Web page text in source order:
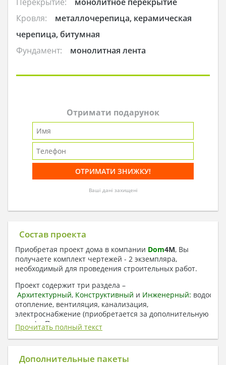
Кровля:
металлочерепица, керамическая
черепица, битумная
Фундамент:
монолитная лента
Отримати подарунок
Ваші дані захищені
Состав проекта
Приобретая проект дома в компании Dom4M, Вы
получаете комплект чертежей - 2 экземпляра,
необходимый для проведения строительных работ.
Проект содержит три раздела –
Архитектурный, Конструктивный и Инженерный:
отопление, вентиляция, канализация,
электроснабжение (приобретается за дополнительную
плату) + Пояснительная записка.
1. Архитектурный раздел:
Общие данные по проекту
Прочитать полный текст
Дополнительные пакеты